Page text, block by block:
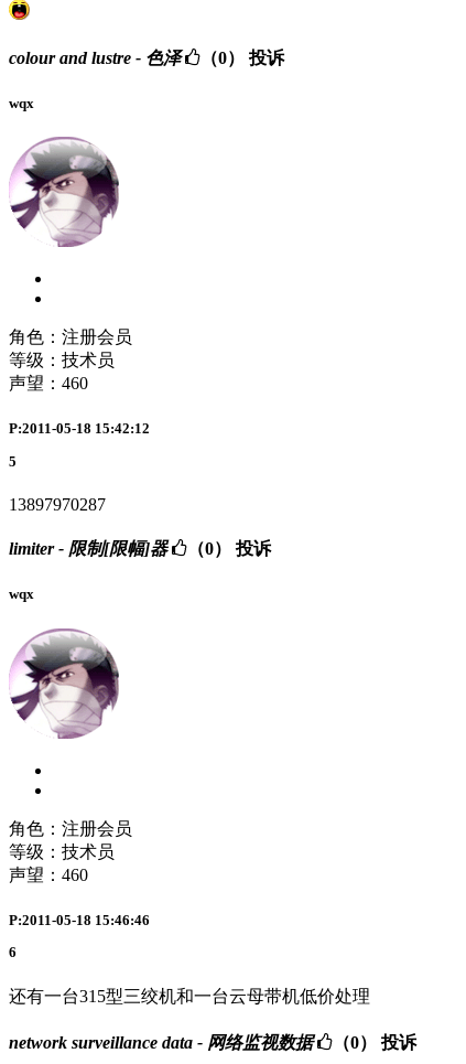
colour and lustre - 色泽 （0） 投诉
wqx
角色：注册会员
等级：技术员
声望： 460
P:2011-05-18 15:42:12
5
13897970287
limiter - 限制[限幅]器 （0） 投诉
wqx
角色：注册会员
等级：技术员
声望： 460
P:2011-05-18 15:46:46
6
还有一台315型三绞机和一台云母带机低价处理
network surveillance data - 网络监视数据 （0） 投诉